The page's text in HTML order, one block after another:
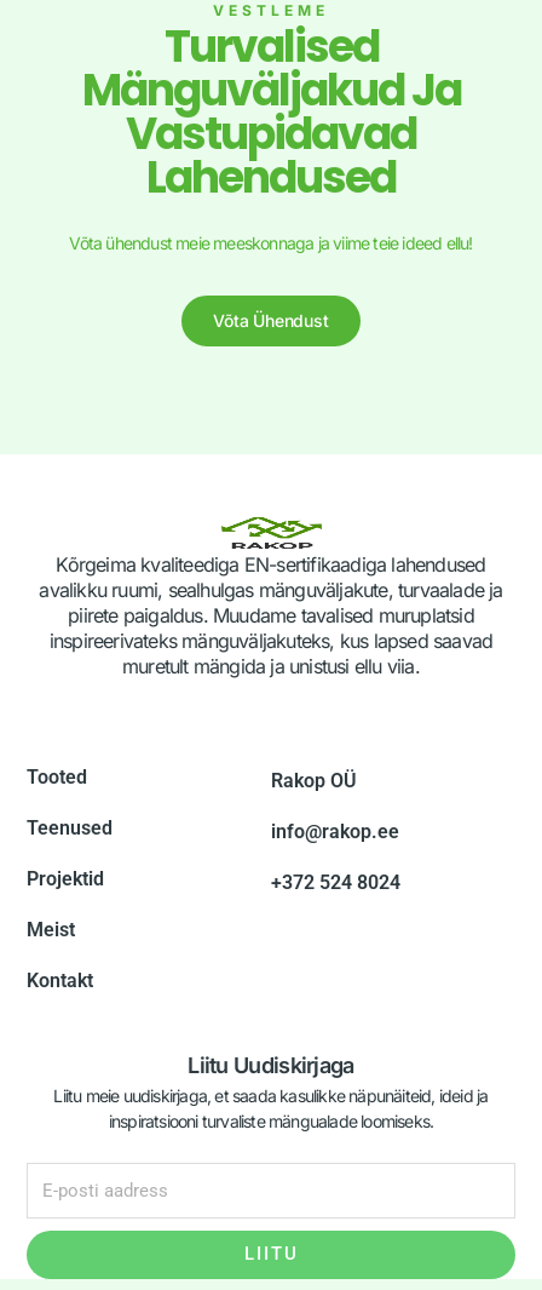
VESTLEME
Turvalised
Mänguväljakud Ja
Vastupidavad
Lahendused
Võta ühendust meie meeskonnaga ja viime teie ideed ellu!
Võta Ühendust
Kõrgeima kvaliteediga EN-sertifikaadiga lahendused
avalikku ruumi, sealhulgas mänguväljakute, turvaalade ja
piirete paigaldus. Muudame tavalised muruplatsid
inspireerivateks mänguväljakuteks, kus lapsed saavad
muretult mängida ja unistusi ellu viia.
Tooted
Teenused
Projektid
Meist
Kontakt
Rakop OÜ
info@rakop.ee
+372 524 8024
Liitu Uudiskirjaga
Liitu meie uudiskirjaga, et saada kasulikke näpunäiteid, ideid ja
inspiratsiooni turvaliste mängualade loomiseks.
LIITU